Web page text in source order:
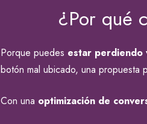
¿Por qué
Porque puedes estar perdiendo
botón mal ubicado, una
Con una optimización de